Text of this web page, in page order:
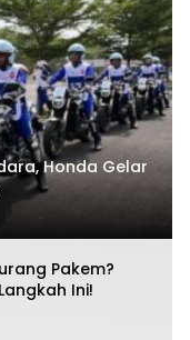
Honda Gelar
Pakem?
Ini!